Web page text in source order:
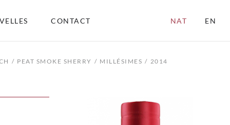
CONTACT NAT EN
PEAT SMOKE SHERRY MILLÉSIMES 2014